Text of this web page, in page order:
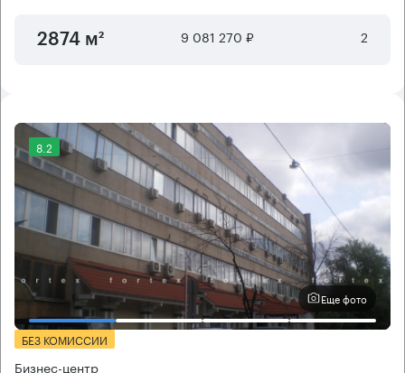
2874 м² 9 081 270 ₽ 2
8.2
Еще фото
БЕЗ КОМИССИИ
Бизнес-центр